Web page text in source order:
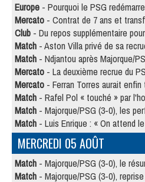
Europe - Pourquoi le PSG redémarre
Mercato - Contrat de 7 ans et transfert
Club - Du repos supplémentaire
Match - Aston Villa privé de sa
Match - Ndjantou après Majorque/PSG :
Mercato - La deuxième recrue du
Mercato - Ferran Torres aurait enfin
Match - Rafel Pol « touché » par
Match - Majorque/PSG (3-0), les
Match - Luis Enrique : « On attend le
MERCREDI 05 AOÛT
Match - Majorque/PSG (3-0), le
Match - Majorque/PSG (3-0),